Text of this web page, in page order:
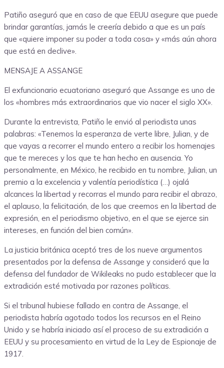
Patiño aseguró que en caso de que EEUU asegure que puede
brindar garantías, jamás le creería debido a que es un país
que «quiere imponer su poder a toda cosa» y «más aún ahora
que está en declive».
MENSAJE A ASSANGE
El exfuncionario ecuatoriano aseguró que Assange es uno de
los «hombres más extraordinarios que vio nacer el siglo XX».
Durante la entrevista, Patiño le envió al periodista unas
palabras: «Tenemos la esperanza de verte libre, Julian, y de
que vayas a recorrer el mundo entero a recibir los homenajes
que te mereces y los que te han hecho en ausencia. Yo
personalmente, en México, he recibido en tu nombre, Julian, un
premio a la excelencia y valentía periodística (…) ojalá
alcances la libertad y recorras el mundo para recibir el abrazo,
el aplauso, la felicitación, de los que creemos en la libertad de
expresión, en el periodismo objetivo, en el que se ejerce sin
intereses, en función del bien común».
La justicia británica aceptó tres de los nueve argumentos
presentados por la defensa de Assange y consideró que la
defensa del fundador de Wikileaks no pudo establecer que la
extradición esté motivada por razones políticas.
Si el tribunal hubiese fallado en contra de Assange, el
periodista habría agotado todos los recursos en el Reino
Unido y se habría iniciado así el proceso de su extradición a
EEUU y su procesamiento en virtud de la Ley de Espionaje de
1917.